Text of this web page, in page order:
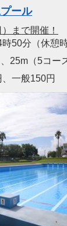
ール
まで開催！
50分（休憩
25m（5コー
一般150円